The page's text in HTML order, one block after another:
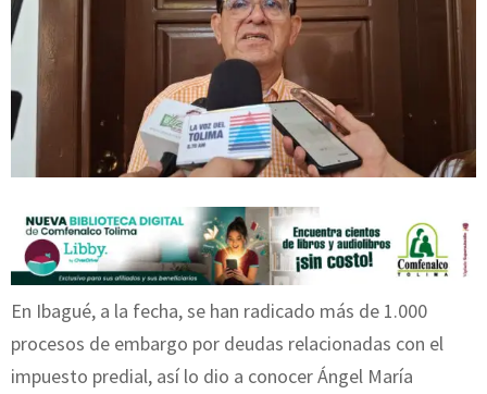
En Ibagué, a la fecha, se han radicado más de 1.000
procesos de embargo por deudas relacionadas con el
impuesto predial, así lo dio a conocer Ángel María